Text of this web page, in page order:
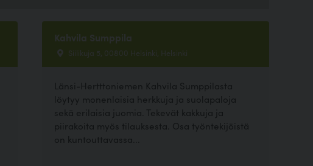
Kahvila Sumppila
Siilikuja 5, 00800 Helsinki, Helsinki
Länsi-Hertttoniemen Kahvila Sumppilasta
löytyy monenlaisia herkkuja ja suolapaloja
sekä erilaisia juomia. Tekevät kakkuja ja
piirakoita myös tilauksesta. Osa työntekijöistä
on kuntouttavassa...